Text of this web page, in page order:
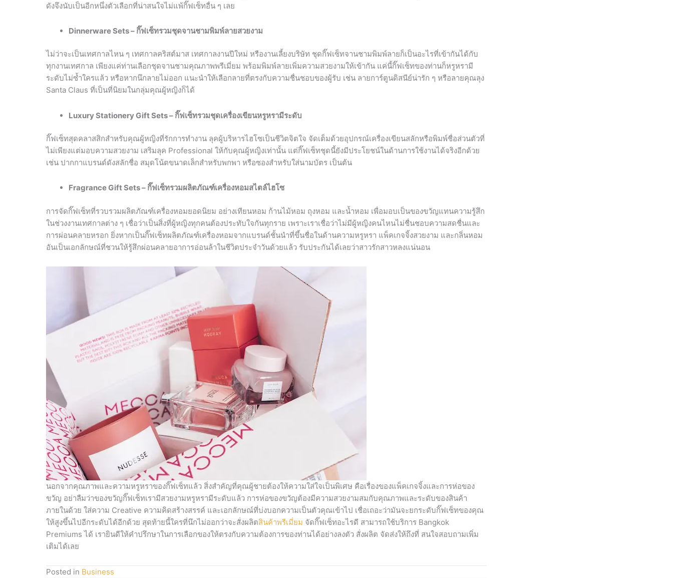
ดังจึงนับเป็นอีกหนึ่งตัวเลือกที่น่าสนใจไม่แพ้กิ๊ฟเซ็ทอื่น ๆ เลย
Dinnerware Sets – กิ๊ฟเซ็ทรวมชุดจานชามพิมพ์ลายสวยงาม
ไม่ว่าจะเป็นเทศกาลไหน ๆ เทศกาลคริสต์มาส เทศกาลงานปีใหม่ หรืองานเลี้ยงบริษัท ชุดกิ๊ฟเซ็ทจานชามพิมพ์ลายก็เป็นอะไรที่เข้ากันได้กับ
ทุกงานเทศกาล เพียงแค่ท่านเลือกชุดจานชามคุณภาพพรีเมี่ยม พร้อมพิมพ์ลายเพิ่มความสวยงามให้เข้ากัน แค่นี้กิ๊ฟเซ็ทของท่านก็หรูหรามี
ระดับไม่ซ้ำใครแล้ว หรือหากนึกลายไม่ออก แนะนำให้เลือกลายที่ตรงกับความชื่นชอบของผู้รับ เช่น ลายการ์ตูนดิสนีย์น่ารัก ๆ หรือลายคุณลุง
Santa Claus ที่เป็นที่นิยมในกลุ่มคุณผู้หญิงก็ได้
Luxury Stationery Gift Sets – กิ๊ฟเซ็ทรวมชุดเครื่องเขียนหรูหรามีระดับ
กิ๊ฟเซ็ทสุดคลาสสิกสำหรับคุณผู้หญิงที่รักการทำงาน ลุคผู้บริหารไฮโซเป็นชีวิตจิตใจ จัดเต็มด้วยอุปกรณ์เครื่องเขียนสลักหรือพิมพ์ชื่อส่วนตัวที่
ไม่เพียงแต่มอบความสวยงาม เสริมลุค Professional ให้กับคุณผู้หญิงเท่านั้น แต่กิ๊ฟเซ็ทชุดนี้ยังมีประโยชน์ในด้านการใช้งานได้จริงอีกด้วย
เช่น ปากกาแบรนด์ดังสลักชื่อ สมุดโน้ตขนาดเล็กสำหรับพกพา หรือซองสำหรับใส่นามบัตร เป็นต้น
Fragrance Gift Sets – กิ๊ฟเซ็ทรวมผลิตภัณฑ์เครื่องหอมสไตล์ไฮโซ
การจัดกิ๊ฟเซ็ทที่รวบรวมผลิตภัณฑ์เครื่องหอมยอดนิยม อย่างเทียนหอม ก้านไม้หอม ถุงหอม และน้ำหอม เพื่อมอบเป็นของขวัญแทนความรู้สึก
ในช่วงงานเทศกาลต่าง ๆ เชื่อว่าเป็นสิ่งที่ผู้หญิงทุกคนต้องประทับใจกันทุกราย เพราะเราเชื่อว่าไม่มีผู้หญิงคนไหนไม่ชื่นชอบความสดชื่นและ
การผ่อนคลายหรอก ยิ่งหากเป็นกิ๊ฟเซ็ทผลิตภัณฑ์เครื่องหอมจากแบรนด์ชั้นนำที่ขึ้นชื่อในด้านความหรูหรา แพ็คเกจจิ้งสวยงาม และกลิ่นหอม
อันเป็นเอกลักษณ์ที่ชวนให้รู้สึกผ่อนคลายอาการอ่อนล้าในชีวิตประจำวันด้วยแล้ว รับประกันได้เลยว่าสาวรักสาวหลงแน่นอน
นอกจากคุณภาพและความหรูหราของกิ๊ฟเซ็ทแล้ว สิ่งสำคัญที่คุณผู้ชายต้องให้ความใส่ใจเป็นพิเศษ คือเรื่องของแพ็คเกจจิ้งและการห่อของ
ขวัญ อย่าลืมว่าของขวัญกิ๊ฟเซ็ทเรามีสวยงามหรูหรามีระดับแล้ว การห่อของขวัญต้องมีความสวยงามสมกับคุณภาพและระดับของสินค้า
ภายในด้วย ใส่ความ Creative ความคิดสร้างสรรค์ และเอกลักษณ์ที่บ่งบอกความเป็นตัวคุณเข้าไป เชื่อเถอะว่ามันจะยกระดับกิ๊ฟเซ็ทของคุณ
ให้สูงขึ้นไปอีกระดับได้อีกด้วย สุดท้ายนี้ใครที่นึกไม่ออกว่าจะสั่งผลิตสินค้าพรีเมี่ยม จัดกิ๊ฟเซ็ทอะไรดี สามารถใช้บริการ Bangkok
Premiums ได้ เรายินดีให้คำปรึกษาในการเลือกของให้ตรงกับความต้องการของท่านได้อย่างลงตัว สั่งผลิต จัดส่งให้ถึงที่ สนใจสอบถามเพิ่ม
เติมได้เลย
Posted in Business